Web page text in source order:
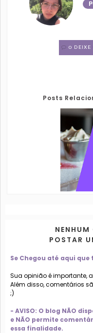
0 DEIXE
Posts
POSTAR
Se Chegou até aqui
Sua opinião é importante,
Além disso, comentários
;)
- AVISO: O blog NÃO
e NÃO permite
essa finalidade.